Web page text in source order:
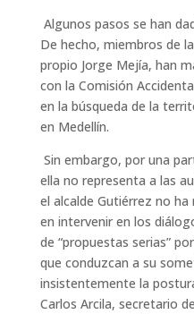
Algunos pasos se han
De hecho, miembros de
propio Jorge Mejía, han
con la Comisión
en la búsqueda de la
en Medellín.
Sin embargo, por una
ella no representa a las
el alcalde Gutiérrez no
en intervenir en los
de “propuestas serias”
que conduzcan a su
insistentemente la
Carlos Arcila, secretario